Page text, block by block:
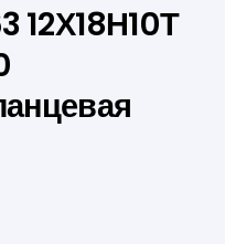
12Х18Н10Т